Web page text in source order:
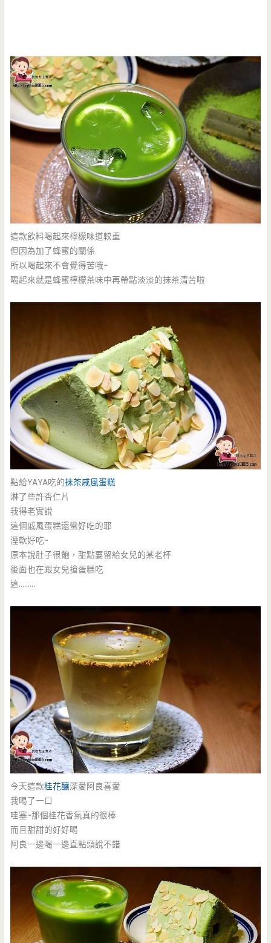
這款飲料喝起來檸檬味道較重
但因為加了蜂蜜的關係
所以喝起來不會覺得苦哦~
喝起來就是蜂蜜檸檬茶味中再帶點淡淡的抹茶清苦啦
點給YAYA吃的抹茶戚風蛋糕
淋了些許杏仁片
我得老實說
這個戚風蛋糕還蠻好吃的耶
溼軟好吃~
原本說肚子很飽，甜點要留給女兒的某老杯
後面也在跟女兒搶蛋糕吃
這………
今天這款桂花釀深愛阿良喜愛
我喝了一口
哇塞~那個桂花香氣真的很棒
而且甜甜的好好喝
阿良一邊喝一邊直點頭說不錯